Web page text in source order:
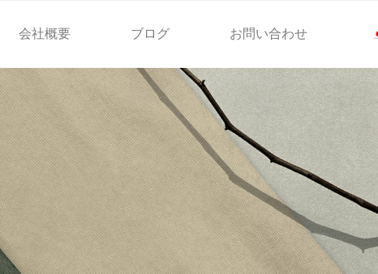
会社概要 ブログ お問い合わせ